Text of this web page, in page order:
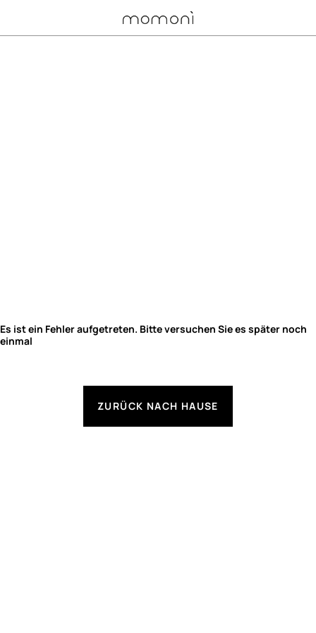
Es ist ein Fehler aufgetreten. Bitte versuchen Sie es später noch
einmal
ZURÜCK NACH HAUSE